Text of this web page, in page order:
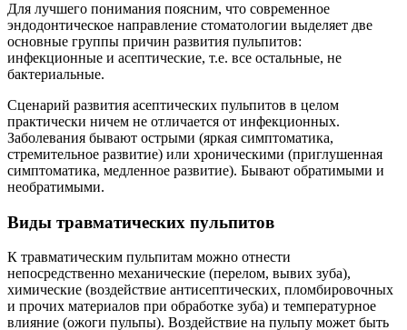
клиники
Для лучшего понимания поясним, что современное
эндодонтическое направление стоматологии выделяет две
основные группы причин развития пульпитов:
инфекционные и асептические, т.е. все остальные, не
бактериальные.
Сценарий развития асептических пульпитов в целом
практически ничем не отличается от инфекционных.
Заболевания бывают острыми (яркая симптоматика,
стремительное развитие) или хроническими (приглушенная
симптоматика, медленное развитие). Бывают обратимыми и
необратимыми.
Виды травматических пульпитов
К травматическим пульпитам можно отнести
непосредственно механические (перелом, вывих зуба),
химические (воздействие антисептических, пломбировочных
и прочих материалов при обработке зуба) и температурное
влияние (ожоги пульпы). Воздействие на пульпу может быть